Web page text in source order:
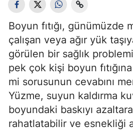
Boyun fıtığı, günümüzde
çalışan veya ağır yük
görülen bir sağlık
pek çok kişi boyun
mi sorusunun cevabını
Yüzme, suyun kaldırma
boyundaki baskıyı
rahatlatabilir ve esnekliği